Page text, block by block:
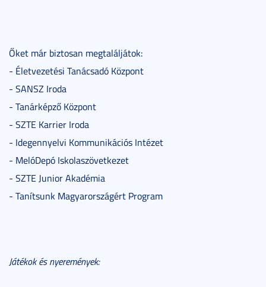
Őket már biztosan megtaláljátok:
- Életvezetési Tanácsadó Központ
- SANSZ Iroda
- Tanárképző Központ
- SZTE Karrier Iroda
- Idegennyelvi Kommunikációs Intézet
- MelóDepó Iskolaszövetkezet
- SZTE Junior Akadémia
- Tanítsunk Magyarországért Program
Játékok és nyeremények: